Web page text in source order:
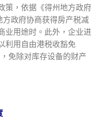
策，依据《得州地方政府
政府协商获得房产税减
业用途时。此外，企业进
利用自由港税收豁免
，免除对库存设备的财产